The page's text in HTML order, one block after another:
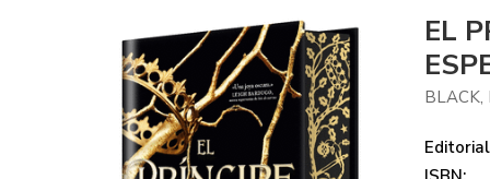
EL
BLACK,